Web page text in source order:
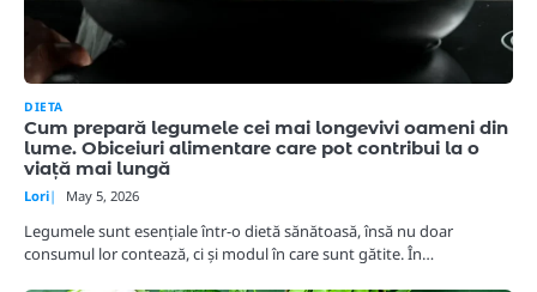
DIETA
Cum prepară legumele cei mai longevivi oameni din
lume. Obiceiuri alimentare care pot contribui la o
viață mai lungă
Lori May 5, 2026
Legumele sunt esențiale într-o dietă sănătoasă, însă nu doar
consumul lor contează, ci și modul în care sunt gătite. În…